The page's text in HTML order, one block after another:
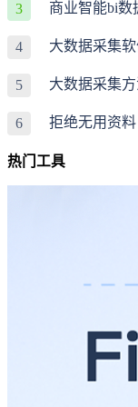
3 商业智能bi数
4 大数据采集
5 大数据采集
6 拒绝无用资
热门工具